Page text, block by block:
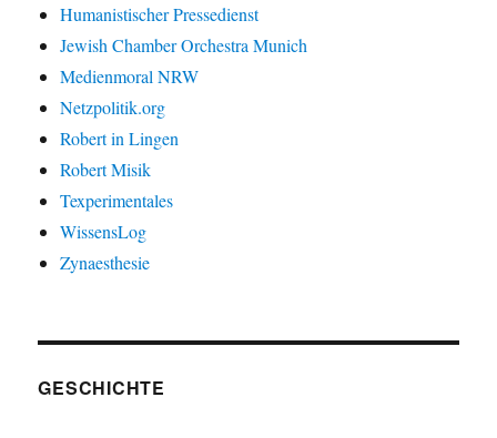
Humanistischer Pressedienst
Jewish Chamber Orchestra Munich
Medienmoral NRW
Netzpolitik.org
Robert in Lingen
Robert Misik
Texperimentales
WissensLog
Zynaesthesie
GESCHICHTE